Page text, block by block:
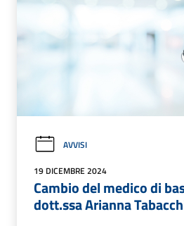
AVVISI
19 DICEMBRE 2024
Cambio del medico di
dott.ssa Arianna